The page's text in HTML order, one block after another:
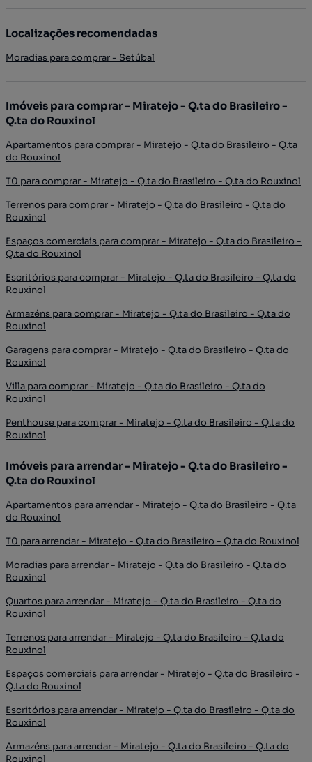
Localizações recomendadas
Moradias para comprar - Setúbal
Imóveis para comprar - Miratejo - Q.ta do Brasileiro -
Q.ta do Rouxinol
Apartamentos para comprar - Miratejo - Q.ta do Brasileiro - Q.ta
do Rouxinol
T0 para comprar - Miratejo - Q.ta do Brasileiro - Q.ta do Rouxinol
Terrenos para comprar - Miratejo - Q.ta do Brasileiro - Q.ta do
Rouxinol
Espaços comerciais para comprar - Miratejo - Q.ta do Brasileiro -
Q.ta do Rouxinol
Escritórios para comprar - Miratejo - Q.ta do Brasileiro - Q.ta do
Rouxinol
Armazéns para comprar - Miratejo - Q.ta do Brasileiro - Q.ta do
Rouxinol
Garagens para comprar - Miratejo - Q.ta do Brasileiro - Q.ta do
Rouxinol
Villa para comprar - Miratejo - Q.ta do Brasileiro - Q.ta do
Rouxinol
Penthouse para comprar - Miratejo - Q.ta do Brasileiro - Q.ta do
Rouxinol
Imóveis para arrendar - Miratejo - Q.ta do Brasileiro -
Q.ta do Rouxinol
Apartamentos para arrendar - Miratejo - Q.ta do Brasileiro - Q.ta
do Rouxinol
T0 para arrendar - Miratejo - Q.ta do Brasileiro - Q.ta do Rouxinol
Moradias para arrendar - Miratejo - Q.ta do Brasileiro - Q.ta do
Rouxinol
Quartos para arrendar - Miratejo - Q.ta do Brasileiro - Q.ta do
Rouxinol
Terrenos para arrendar - Miratejo - Q.ta do Brasileiro - Q.ta do
Rouxinol
Espaços comerciais para arrendar - Miratejo - Q.ta do Brasileiro -
Q.ta do Rouxinol
Escritórios para arrendar - Miratejo - Q.ta do Brasileiro - Q.ta do
Rouxinol
Armazéns para arrendar - Miratejo - Q.ta do Brasileiro - Q.ta do
Rouxinol